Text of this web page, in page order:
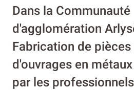
Dans la Communauté
d'agglomération
Fabrication de
d'ouvrages en
par les